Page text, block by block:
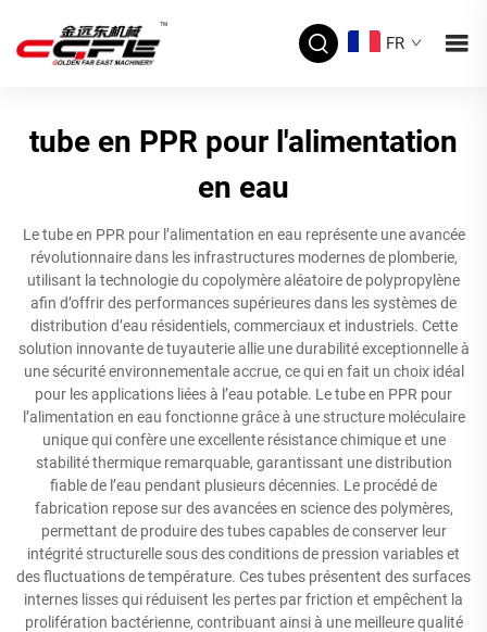
FR
tube en PPR pour l'alimentation
en eau
Le tube en PPR pour l’alimentation en eau représente une avancée
révolutionnaire dans les infrastructures modernes de plomberie,
utilisant la technologie du copolymère aléatoire de polypropylène
afin d’offrir des performances supérieures dans les systèmes de
distribution d’eau résidentiels, commerciaux et industriels. Cette
solution innovante de tuyauterie allie une durabilité exceptionnelle à
une sécurité environnementale accrue, ce qui en fait un choix idéal
pour les applications liées à l’eau potable. Le tube en PPR pour
l’alimentation en eau fonctionne grâce à une structure moléculaire
unique qui confère une excellente résistance chimique et une
stabilité thermique remarquable, garantissant une distribution
fiable de l’eau pendant plusieurs décennies. Le procédé de
fabrication repose sur des avancées en science des polymères,
permettant de produire des tubes capables de conserver leur
intégrité structurelle sous des conditions de pression variables et
des fluctuations de température. Ces tubes présentent des surfaces
internes lisses qui réduisent les pertes par friction et empêchent la
prolifération bactérienne, contribuant ainsi à une meilleure qualité